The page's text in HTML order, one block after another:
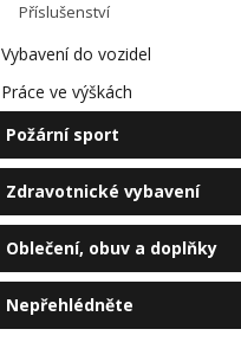
Příslušenství
Vybavení do vozidel
Práce ve výškách
Požární sport
Zdravotnické vybavení
Oblečení, obuv a doplňky
Nepřehlédněte